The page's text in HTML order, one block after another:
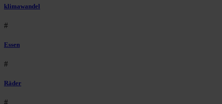
klimawandel
#
Essen
#
Räder